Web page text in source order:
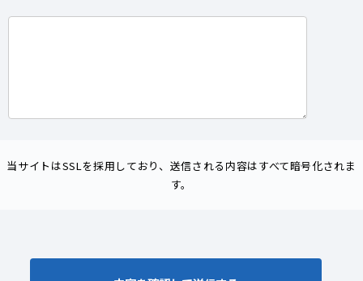
当サイトはSSLを採用しており、送信される内容はすべて暗号化されま
す。